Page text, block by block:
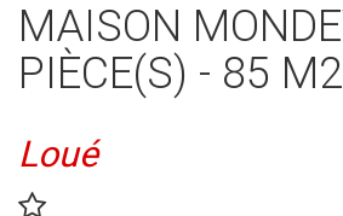
MAISON MONDEVERT - 5
PIÈCE(S) - 85 M2
Loué